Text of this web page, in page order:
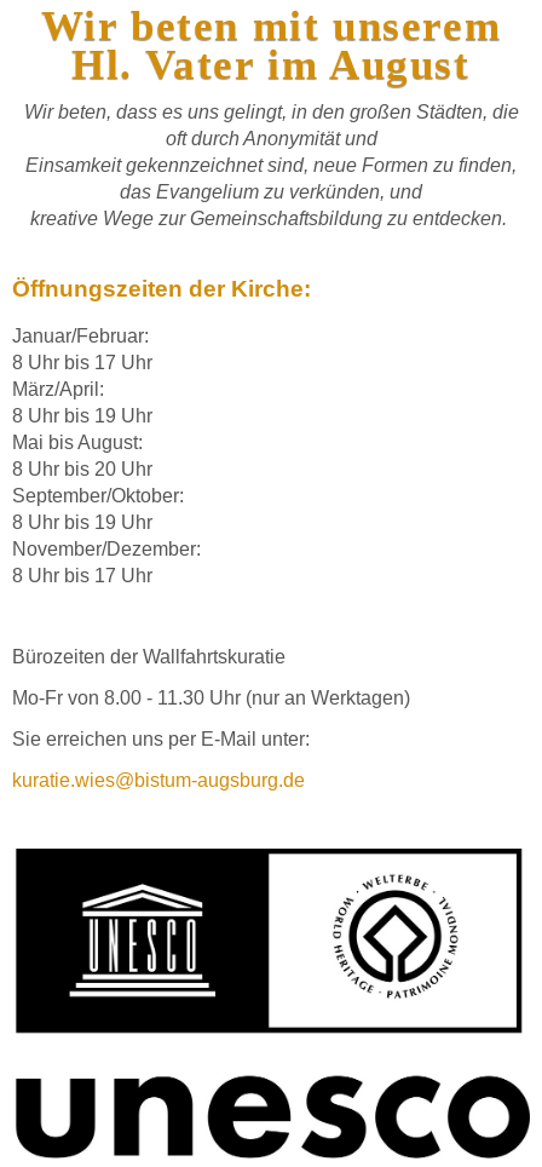
Wir beten mit unserem
Hl. Vater im August
Wir beten, dass es uns gelingt, in den großen Städten, die
oft durch Anonymität und
Einsamkeit gekennzeichnet sind, neue Formen zu finden,
das Evangelium zu verkünden, und
kreative Wege zur Gemeinschaftsbildung zu entdecken.
Öffnungszeiten der Kirche:
Januar/Februar:
8 Uhr bis 17 Uhr
März/April:
8 Uhr bis 19 Uhr
Mai bis August:
8 Uhr bis 20 Uhr
September/Oktober:
8 Uhr bis 19 Uhr
November/Dezember:
8 Uhr bis 17 Uhr
Bürozeiten der Wallfahrtskuratie
Mo-Fr von 8.00 - 11.30 Uhr (nur an Werktagen)
Sie erreichen uns per E-Mail unter:
kuratie.wies@bistum-augsburg.de